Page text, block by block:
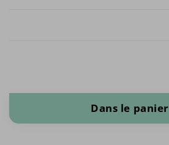
Dans le panier